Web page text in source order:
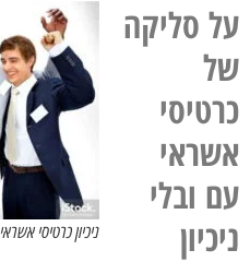
ניכיון כרטיסי אשראי
על סליקה
של
כרטיסי
אשראי
עם ובלי
ניכיון